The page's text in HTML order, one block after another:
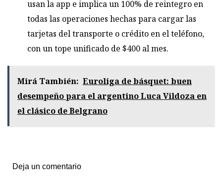
usan la app e implica un 100% de reintegro en
todas las operaciones hechas para cargar las
tarjetas del transporte o crédito en el teléfono,
con un tope unificado de $400 al mes.
Mirá También: Euroliga de básquet: buen
desempeño para el argentino Luca Vildoza en
el clásico de Belgrano
Deja un comentario